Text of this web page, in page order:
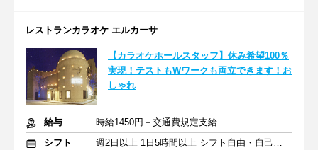
レストランカラオケ エルカーサ
【カラオケホールスタッフ】休み希望100％
実現！テストもWワークも両立できます！お
しゃれ
給与
時給1450円＋交通費規定支給
シフト
週2日以上 1日5時間以上 シフト自由・自己申告